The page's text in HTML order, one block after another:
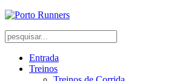
Entrada
Treinos